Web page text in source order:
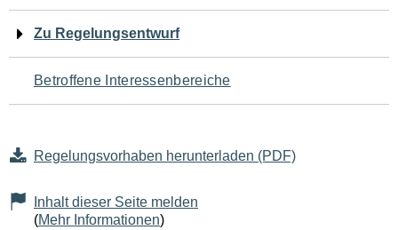
für
den
Seiteninhalt
Zu Regelungsentwurf
Betroffene Interessenbereiche
Regelungsvorhaben herunterladen (PDF)
Inhalt dieser Seite melden
(Mehr Informationen)